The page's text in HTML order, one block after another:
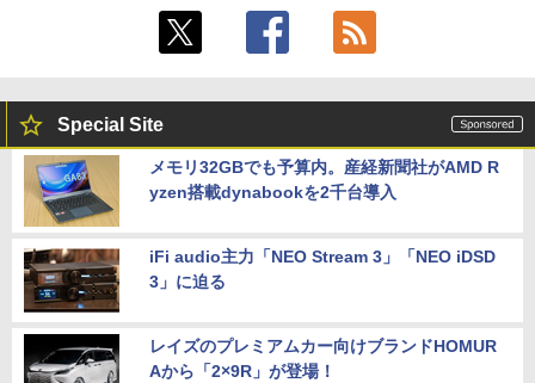
Special Site
メモリ32GBでも予算内。産経新聞社がAMD R
yzen搭載dynabookを2千台導入
iFi audio主力「NEO Stream 3」「NEO iDSD
3」に迫る
レイズのプレミアムカー向けブランドHOMUR
Aから「2×9R」が登場！